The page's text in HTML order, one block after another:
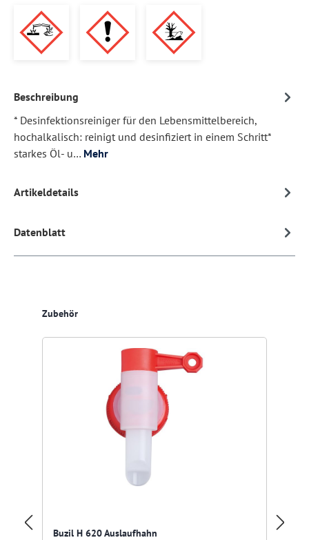
Beschreibung
* Desinfektionsreiniger für den Lebensmittelbereich,
hochalkalisch: reinigt und desinfiziert in einem Schritt*
starkes Öl- u… Mehr
Artikeldetails
Datenblatt
Produktgalerie überspringen
Zubehör
Buzil H 620 Auslaufhahn